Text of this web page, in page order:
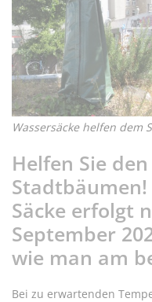
Wassersäcke helfen dem
Helfen Sie
Stadtbäumen!
Säcke erfolgt
September
wie man am
Bei zu erwartenden